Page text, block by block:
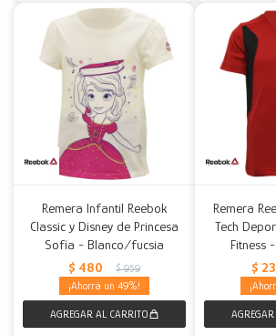
Remera Infantil Reebok
Classic y Disney de Princesa
Sofía - Blanco/fucsia
$ 480 $ 959
49
Remera
Tech
Fitness
$